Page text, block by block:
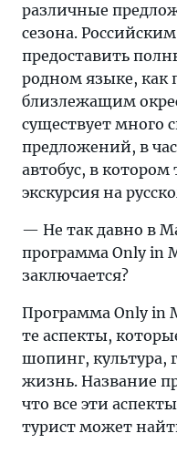
различные
сезона.
предоставить
родном языке, как
близлежащим
существует много
предложений, в
автобус, в
экскурсия на
— Не так давно в
программа Only in
заключается?
Программа Only in
те аспекты,
шопинг, культура,
жизнь. Название
что все эти
турист может